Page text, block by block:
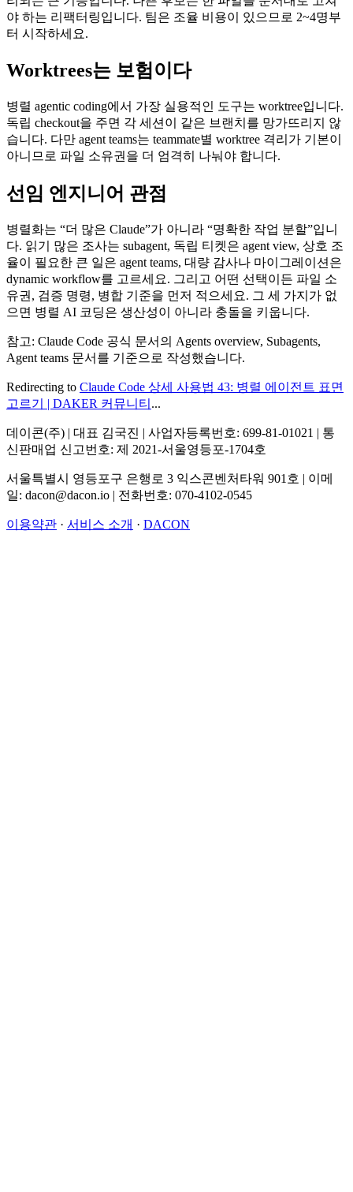
야 하는 리팩터링입니다. 팀은 조율 비용이 있으므로 2~4명부
터 시작하세요.
Worktrees는 보험이다
병렬 agentic coding에서 가장 실용적인 도구는 worktree입니다.
독립 checkout을 주면 각 세션이 같은 브랜치를 망가뜨리지 않
습니다. 다만 agent teams는 teammate별 worktree 격리가 기본이
아니므로 파일 소유권을 더 엄격히 나눠야 합니다.
선임 엔지니어 관점
병렬화는 “더 많은 Claude”가 아니라 “명확한 작업 분할”입니
다. 읽기 많은 조사는 subagent, 독립 티켓은 agent view, 상호 조
율이 필요한 큰 일은 agent teams, 대량 감사나 마이그레이션은
dynamic workflow를 고르세요. 그리고 어떤 선택이든 파일 소
유권, 검증 명령, 병합 기준을 먼저 적으세요. 그 세 가지가 없
으면 병렬 AI 코딩은 생산성이 아니라 충돌을 키웁니다.
참고: Claude Code 공식 문서의 Agents overview, Subagents,
Agent teams 문서를 기준으로 작성했습니다.
Redirecting to Claude Code 상세 사용법 43: 병렬 에이전트 표면
고르기 | DAKER 커뮤니티 ...
데이콘(주) | 대표 김국진 | 사업자등록번호: 699-81-01021 | 통
신판매업 신고번호: 제 2021-서울영등포-1704호
서울특별시 영등포구 은행로 3 익스콘벤처타워 901호 | 이메
일: dacon@dacon.io | 전화번호: 070-4102-0545
이용약관 · 서비스 소개 · DACON